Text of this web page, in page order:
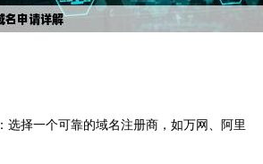
选择一个可靠的域名注册商，如万网、阿里